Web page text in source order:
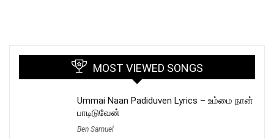
MOST VIEWED SONGS
Ummai Naan Padiduven Lyrics – உம்மை நான்
பாடிடுவேன்
Ben Samuel